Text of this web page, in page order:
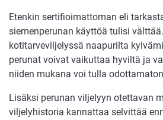
Etenkin sertifioimattoman eli
siemenperunan käyttöä tulisi
kotitarveviljelyssä naapurilta
perunat voivat vaikuttaa hyviltä ja
niiden mukana voi tulla
Lisäksi perunan viljelyyn otettavan
viljelyhistoria kannattaa selvittää